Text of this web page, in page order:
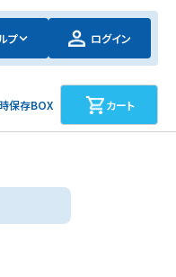
プ ログイン
保存BOX カート